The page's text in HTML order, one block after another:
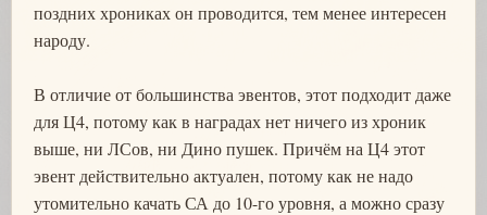
поздних хрониках он проводится, тем менее интересен
народу.
В отличие от большинства эвентов, этот подходит даже
для Ц4, потому как в наградах нет ничего из хроник
выше, ни ЛСов, ни Дино пушек. Причём на Ц4 этот
эвент действительно актуален, потому как не надо
утомительно качать СА до 10-го уровня, а можно сразу